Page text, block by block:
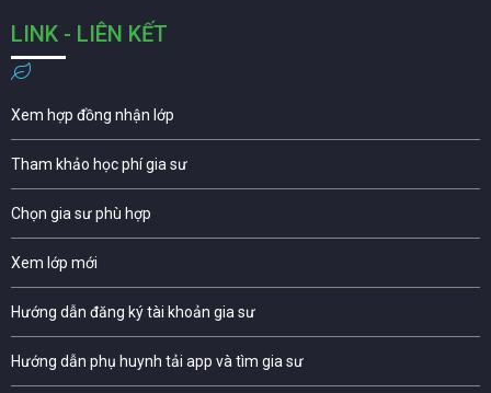
LINK - LIÊN KẾT
Xem hợp đồng nhận lớp
Tham khảo học phí gia sư
Chọn gia sư phù hợp
Xem lớp mới
Hướng dẫn đăng ký tài khoản gia sư
Hướng dẫn phụ huynh tải app và tìm gia sư